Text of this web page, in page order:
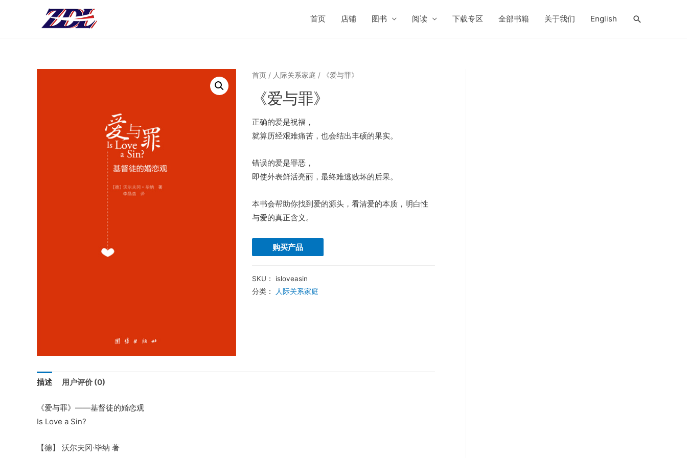
首页 店铺 图书 阅读 下载专区 全部书籍 关于我们 English 搜
首页/ 人际关系家庭 / 《爱与罪》
《爱与罪》
正确的爱是祝福，
就算历经艰难痛苦，也会结出丰硕的果实。
错误的爱是罪恶，
即使外表鲜活亮丽，最终难逃败坏的后果。
本书会帮助你找到爱的源头，看清爱的本质，明白性
与爱的真正含义。
购买产品
SKU： isloveasin
分类：
人际关系家庭
描述 用户评价 (0)
《爱与罪》——基督徒的婚恋观
Is Love a Sin?
【德】 沃尔夫冈·毕纳 著